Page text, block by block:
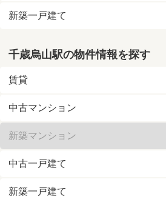
新築一戸建て
千歳烏山駅の物件情報を探す
賃貸
中古マンション
新築マンション
中古一戸建て
新築一戸建て